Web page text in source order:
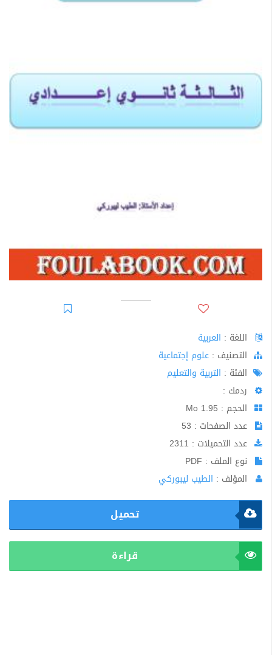
اللغة : العربية
اﻟﺘﺼﻨﻴﻒ : علوم إجتماعية
الفئة : التربية والتعليم
ردمك :
الحجم : 1.95 Mo
عدد الصفحات : 53
عدد التحميلات : 2311
نوع الملف : PDF
المؤلف : الطيب ليبوركي
تحميل
قراءة